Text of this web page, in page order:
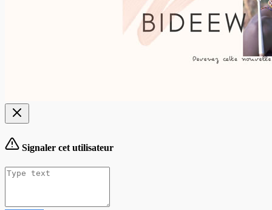
Signaler cet utilisateur